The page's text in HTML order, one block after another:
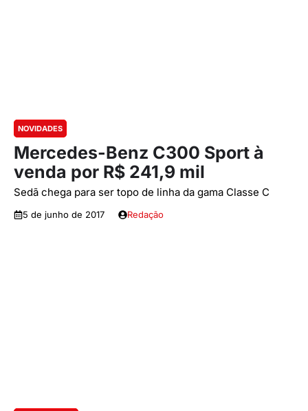
NOVIDADES
Mercedes-Benz C300 Sport à
venda por R$ 241,9 mil
Sedã chega para ser topo de linha da gama Classe C
5 de junho de 2017 Redação